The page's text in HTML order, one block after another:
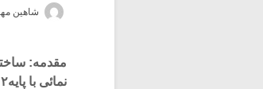
شاهین
مقدمه: